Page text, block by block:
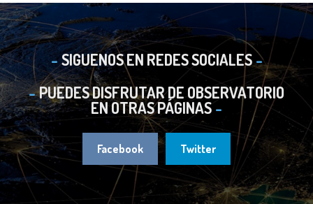
SIGUENOS EN REDES SOCIALES
PUEDES DISFRUTAR DE OBSERVATORIO
EN OTRAS PÁGINAS
Facebook Twitter